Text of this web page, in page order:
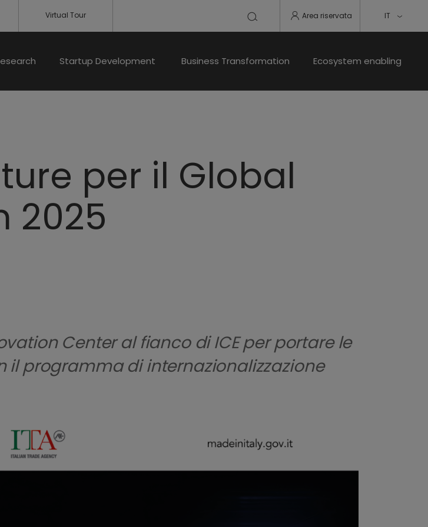
Virtual Tour Area riservata IT
Startup Development Business Transformation Ecosystem enabling
per il Global
2025
Center al fianco di ICE per portare le
il programma di internazionalizzazione